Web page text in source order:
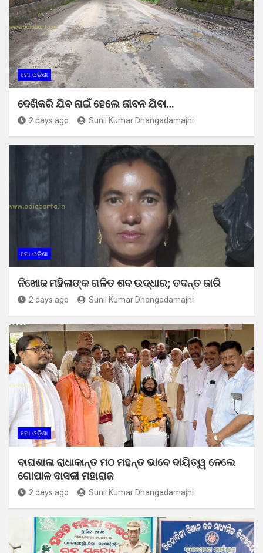
ମୋ ଓଡ଼ିଶା
ଦେଖିକରି ଯିବ ନାଇଁ ହେଲେ ଜୀବନ ଯିବା…
2 days ago Sunil Kumar Dhangadamajhi
ମୋ ଓଡ଼ିଶା
ନିଖୋଜ ମହିଳାଙ୍କ ଗଳିତ ଶବ ଉଦ୍ଧାର; ତଦନ୍ତ ଜାରି
2 days ago Sunil Kumar Dhangadamajhi
ମୋ ଓଡ଼ିଶା
ବାଘଶାଳା ରାଧାକାନ୍ତ ମଠ ମହନ୍ତ ଭାବେ ଦାୟିତ୍ୱ ନେଲେ
ଗୋପାଳ ଦାସଜୀ ମହାରାଜ
2 days ago Sunil Kumar Dhangadamajhi